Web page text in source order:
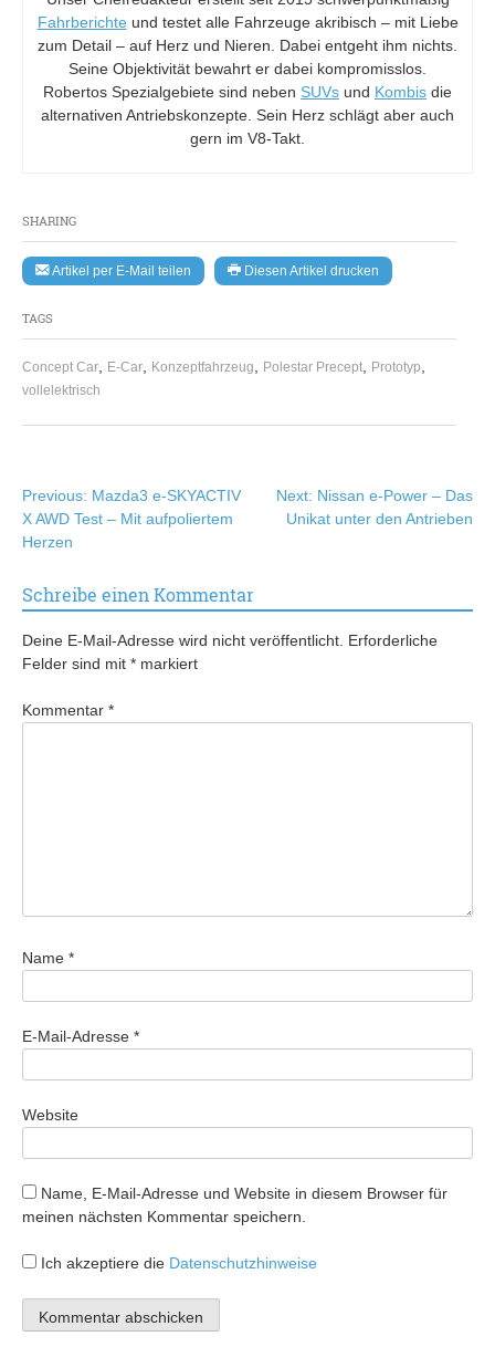
SHARING
Artikel per E-Mail teilen Diesen Artikel drucken
TAGS
Concept Car E-Car Konzeptfahrzeug Polestar Precept Prototyp
vollelektrisch
Fahrberichte und testet alle Fahrzeuge akribisch – mit Liebe
zum Detail – auf Herz und Nieren. Dabei entgeht ihm nichts.
Seine Objektivität bewahrt er dabei kompromisslos.
Robertos Spezialgebiete sind neben SUVs und Kombis die
alternativen Antriebskonzepte. Sein Herz schlägt aber auch
gern im V8-Takt.
Beitragsnavigation
Previous: Mazda3 e-SKYACTIV
X AWD Test – Mit aufpoliertem
Herzen
Next: Nissan e-Power – Das
Unikat unter den Antrieben
Schreibe einen Kommentar
Deine E-Mail-Adresse wird nicht veröffentlicht. Erforderliche
Felder sind mit * markiert
Kommentar *
Name *
E-Mail-Adresse *
Website
Name, E-Mail-Adresse und Website in diesem Browser für
meinen nächsten Kommentar speichern.
Ich akzeptiere die Datenschutzhinweise